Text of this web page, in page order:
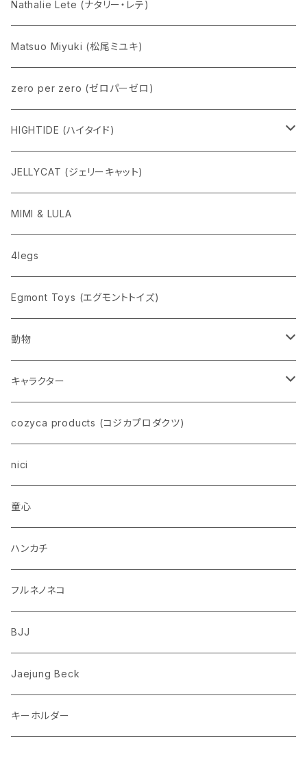
Nathalie Lete (ナタリー・レテ)
Matsuo Miyuki (松尾ミユキ)
zero per zero (ゼロパーゼロ)
HIGHTIDE (ハイタイド)
ニューレトロ
penco
nahe
pppppins（ピーーーーンズ）
JELLYCAT (ジェリーキャット)
MIMI & LULA
4legs
Egmont Toys (エグモントトイズ)
動物
ネコ
イヌ
トイプードル
柴犬
ポメラニアン
コーギー
ウザギ
パンダ
リス
クマ
ゾウ
トリ
キャラクター
スヌーピー
モンチッチ
ムーミン
ちいかわ
ミッフィー
Richard Scarry (リチャード・スキャリー)
おぱんちゅうさぎ/んぽちゃむ
cozyca products (コジカプロダクツ)
nici
童心
ハンカチ
フルネノネコ
BJJ
Jaejung Beck
キーホルダー